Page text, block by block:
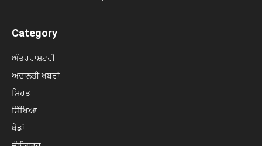
Category
ਅੰਤਰਰਾਸ਼ਟਰੀ
ਅਦਾਲਤੀ ਖਬਰਾਂ
ਸਿਹਤ
ਸਿੱਖਿਆ
ਖੇਡਾਂ